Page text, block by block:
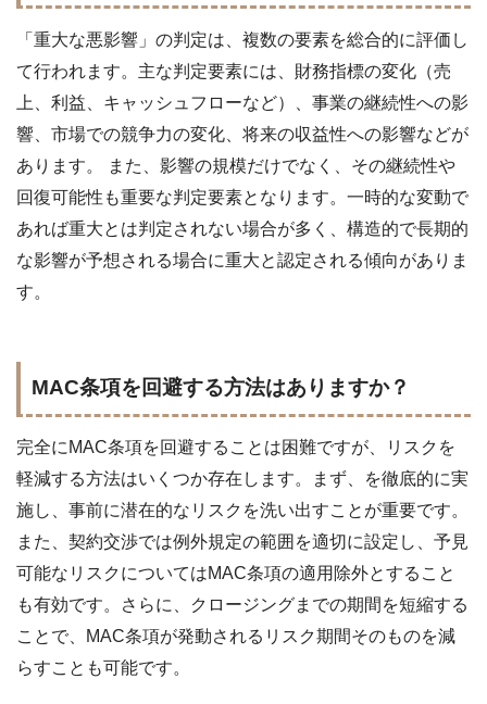
「重大な悪影響」の判定は、複数の要素を総合的に評価し
て行われます。主な判定要素には、財務指標の変化（売
上、利益、キャッシュフローなど）、事業の継続性への影
響、市場での競争力の変化、将来の収益性への影響などが
あります。 また、影響の規模だけでなく、その継続性や
回復可能性も重要な判定要素となります。一時的な変動で
あれば重大とは判定されない場合が多く、構造的で長期的
な影響が予想される場合に重大と認定される傾向がありま
す。
MAC条項を回避する方法はありますか？
完全にMAC条項を回避することは困難ですが、リスクを
軽減する方法はいくつか存在します。まず、
を徹底的に実
施し、事前に潜在的なリスクを洗い出すことが重要です。
また、契約交渉では例外規定の範囲を適切に設定し、予見
可能なリスクについてはMAC条項の適用除外とすること
も有効です。さらに、クロージングまでの期間を短縮する
ことで、MAC条項が発動されるリスク期間そのものを減
らすことも可能です。